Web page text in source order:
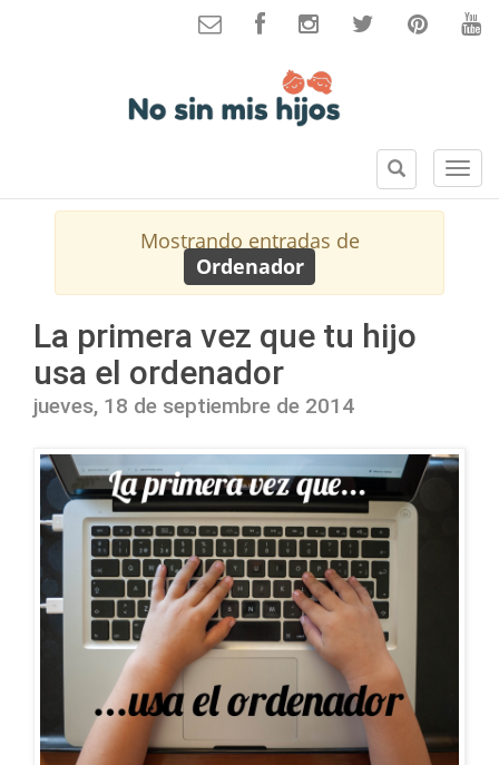
S
e
B
u
s
r
Mostrando entradas de
Ordenador
La primera vez que tu hijo
usa el ordenador
jueves, 18 de septiembre de 2014